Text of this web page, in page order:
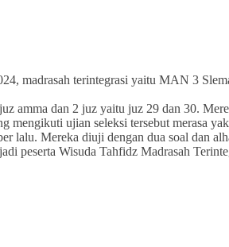
madrasah terintegrasi yaitu MAN 3
amma dan 2 juz yaitu juz 29 dan 30.
ujian seleksi tersebut merasa
lalu. Mereka diuji dengan dua soal dan
peserta Wisuda Tahfidz Madrasah